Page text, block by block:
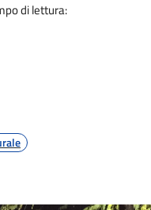
di lettura: